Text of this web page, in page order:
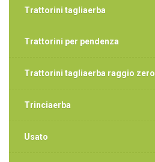
Trattorini tagliaerba
Trattorini per pendenza
Trattorini tagliaerba raggio zero
Trinciaerba
Usato